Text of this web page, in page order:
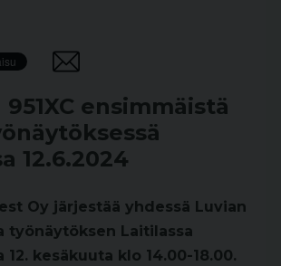
ensimmäistä
12.6.2024
Oy järjestää yhdessä Luvian
työnäytöksen Laitilassa
kesäkuuta klo 14.00-18.00.